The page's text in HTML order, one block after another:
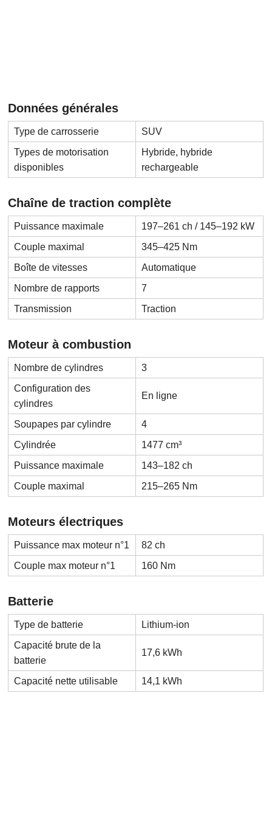
Données générales
Type de carrosserie
SUV
Types de motorisation
disponibles
Hybride, hybride
rechargeable
Chaîne de traction complète
Puissance maximale
197–261 ch / 145–192 kW
Couple maximal
345–425 Nm
Boîte de vitesses
Automatique
Nombre de rapports
7
Transmission
Traction
Moteur à combustion
Nombre de cylindres
3
Configuration des
cylindres
En ligne
Soupapes par cylindre
4
Cylindrée
1477 cm³
Puissance maximale
143–182 ch
Couple maximal
215–265 Nm
Moteurs électriques
Puissance max moteur n°1
82 ch
Couple max moteur n°1
160 Nm
Batterie
Type de batterie
Lithium-ion
Capacité brute de la
batterie
17,6 kWh
Capacité nette utilisable 14,1 kWh